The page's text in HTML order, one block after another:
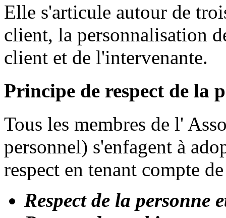
Elle s'articule autour de
client, la personnalisation
client et de l'intervenante.
Principe de respect de la
Tous les membres de l'
personnel) s'enfagent à
respect en tenant compte
Respect de la personne